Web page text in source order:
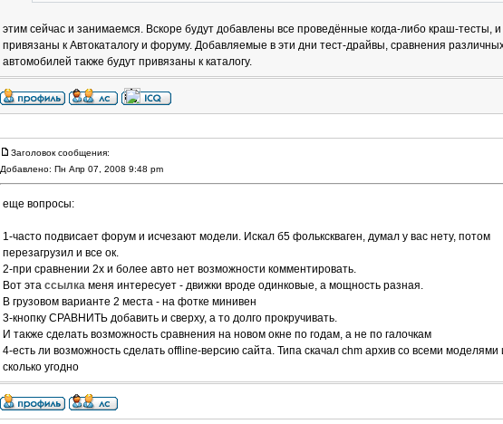
этим сейчас и занимаемся. Вскоре будут добавлены все проведённые когда-либо краш-тесты, и
привязаны к Автокаталогу и форуму. Добавляемые в эти дни тест-драйвы, сравнения
автомобилей также будут привязаны к каталогу.
Заголовок сообщения:
Добавлено: Пн Апр 07, 2008 9:48 pm
еще вопросы:
1-часто подвисает форум и исчезают модели. Искал б5 фолькскваген, думал у вас нету, потом
перезагрузил и все ок.
2-при сравнении 2х и более авто нет возможности комментировать.
Вот эта ссылкаменя интересует - движки вроде одинковые, а мощность разная.
В грузовом варианте 2 места - на фотке минивен
3-кнопку СРАВНИТЬ добавить и сверху, а то долго прокручивать.
И также сделать возможность сравнения на новом окне по годам, а не по галочкам
4-есть ли возможность сделать offline-версию сайта. Типа скачал chm архив со всеми моделями
сколько угодно